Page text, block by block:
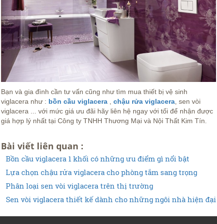
Bạn và gia đình cần tư vấn cũng như tìm mua thiết bị vệ sinh
viglacera như : bồn cầu viglacera chậu rửa viglacera , sen vòi
viglacera ... với mức giá ưu đãi hãy liên hệ ngay với tối để nhận được
giá hợp lý nhất tại Công ty TNHH Thương Mại và Nội Thất Kim Tín.
Bài viết liên quan :
Bồn cầu viglacera 1 khối có những ưu điểm gì nổi bật
Lựa chọn chậu rửa viglacera cho phòng tắm sang trọng
Phân loại sen vòi viglacera trên thị trường
Sen vòi viglacera thiết kế dành cho những ngôi nhà hiện đại